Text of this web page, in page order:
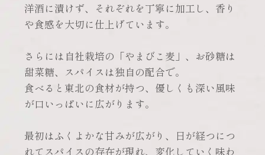
洋酒に漬けず、それぞれを丁寧に加工し、香り
や食感を大切に仕上げています。
さらには自社栽培の「やまびこ麦」、お砂糖は
甜菜糖、スパイスは独自の配合で。
食べると東北の食材が持つ、優しくも深い風味
が口いっぱいに広がります。
最初はふくよかな甘みが広がり、日が経つにつ
れてスパイスの存在が現れ、変化していく味わ